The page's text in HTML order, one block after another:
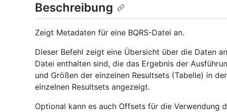
Beschreibung
Zeigt Metadaten für eine BQRS-Datei an.
Dieser Befehl zeigt eine Übersicht über die Daten
Datei enthalten sind, die das Ergebnis der
und Größen der einzelnen Resultsets (Tabelle) in
einzelnen Resultsets angezeigt.
Optional kann es auch Offsets für die Verwendung